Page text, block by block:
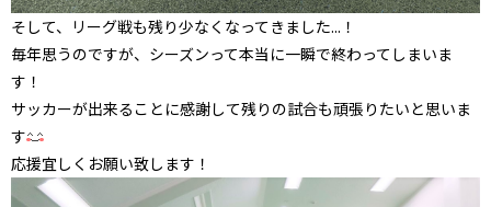
そして、リーグ戦も残り少なくなってきました...！
毎年思うのですが、シーズンって本当に一瞬で終わってしまいま
す！
サッカーが出来ることに感謝して残りの試合も頑張りたいと思いま
す
応援宜しくお願い致します！